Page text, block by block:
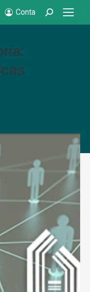
Conta Search: